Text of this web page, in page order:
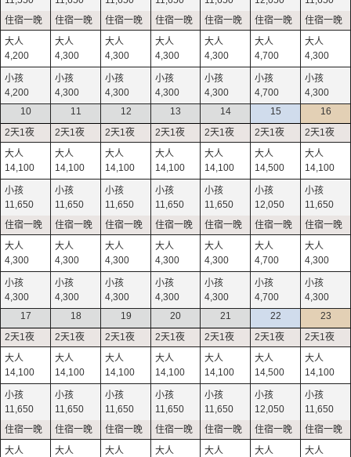
4,200
4,200
4,300
4,300
4,300
4,300
4,300
4,300
4,300
4,300
4,700
4,700
4,300
4,300
10
14,100
11,650
4,300
4,300
11
14,100
11,650
4,300
4,300
12
14,100
11,650
4,300
4,300
13
14,100
11,650
4,300
4,300
14
14,100
11,650
4,300
4,300
15
14,500
12,050
4,700
4,700
16
14,100
11,650
4,300
4,300
17
14,100
11,650
18
14,100
11,650
19
14,100
11,650
20
14,100
11,650
21
14,100
11,650
22
14,500
12,050
23
14,100
11,650